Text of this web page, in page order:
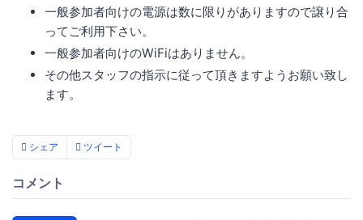
一般参加者向けの電源は数に限りがありますので譲り合
ってご利用下さい。
一般参加者向けのWiFiはありません。
その他スタッフの指示に従って頂きますようお願い致し
ます。
シェア ツイート
コメント